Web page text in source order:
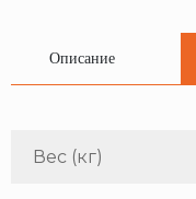
Описание
Вес (кг)